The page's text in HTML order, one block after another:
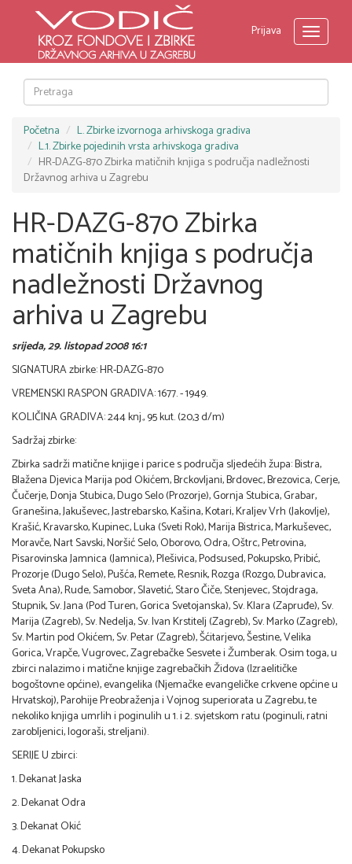
Prijava
Toggle
Početna
L. Zbirke izvornoga arhivskoga gradiva
L.1. Zbirke pojedinih vrsta arhivskoga gradiva
HR-DAZG-870 Zbirka matičnih knjiga s područja nadležnosti
Državnog arhiva u Zagrebu
HR-DAZG-870 Zbirka
matičnih knjiga s područja
nadležnosti Državnog
arhiva u Zagrebu
srijeda, 29. listopad 2008 16:1
SIGNATURA zbirke: HR-DAZG-870
VREMENSKI RASPON GRADIVA: 1677. - 1949.
KOLIČINA GRADIVA: 244 knj., 95 kut. (20,3 d/m)
Sadržaj zbirke:
Zbirka sadrži matične knjige i parice s područja sljedećih župa: Bistra,
Blažena Djevica Marija pod Okićem, Brckovljani, Brdovec, Brezovica, Cerje,
Čučerje, Donja Stubica, Dugo Selo (Prozorje), Gornja Stubica, Grabar,
Granešina, Jakuševec, Jastrebarsko, Kašina, Kotari, Kraljev Vrh (Jakovlje),
Krašić, Kravarsko, Kupinec, Luka (Sveti Rok), Marija Bistrica, Markuševec,
Moravče, Nart Savski, Noršić Selo, Oborovo, Odra, Oštrc, Petrovina,
Pisarovinska Jamnica(Jamnica), Plešivica, Podsused, Pokupsko, Pribić,
Prozorje (Dugo Selo), Pušća, Remete, Resnik, Rozga (Rozgo, Dubravica,
Sveta Ana), Rude, Samobor, Slavetić, Staro Čiče, Stenjevec, Stojdraga,
Stupnik, Sv. Jana (Pod Turen, Gorica Svetojanska), Sv. Klara (Zapruđe), Sv.
Marija (Zagreb), Sv. Nedelja, Sv. Ivan Krstitelj (Zagreb), Sv. Marko (Zagreb),
Sv. Martin pod Okićem, Sv. Petar (Zagreb), Šćitarjevo, Šestine, Velika
Gorica, Vrapče, Vugrovec, Zagrebačke Sesvete i Žumberak. Osim toga, u
zbirci nalazimo i matične knjige zagrebačkih Židova (Izraelitičke
bogoštovne općine), evangelika (Njemačke evangeličke crkvene općine u
Hrvatskoj), Parohije Preobraženja i Vojnog superiorata u Zagrebu, te
nekoliko knjiga umrlih i poginulih u 1. i 2. svjetskom ratu (poginuli, ratni
zarobljenici, logoraši, streljani).
SERIJE U zbirci:
1. Dekanat Jaska
2. Dekanat Odra
3. Dekanat Okić
4. Dekanat Pokupsko